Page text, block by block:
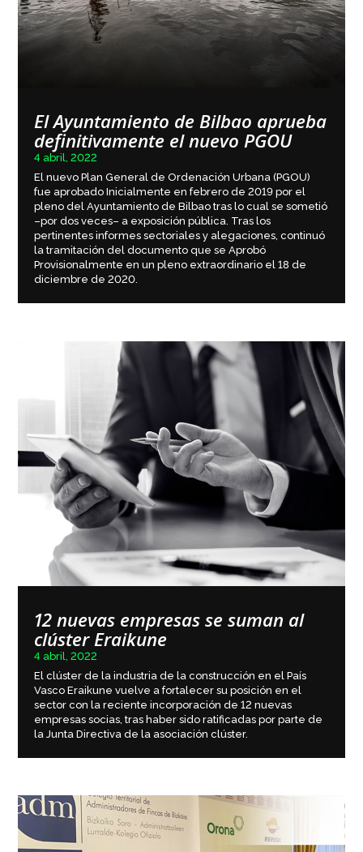
El Ayuntamiento de Bilbao aprueba
definitivamente el nuevo PGOU
4 abril, 2022
El nuevo Plan General de Ordenación Urbana (PGOU)
fue aprobado Inicialmente en febrero de 2019 por el
pleno del Ayuntamiento de Bilbao tras lo cual se sometió
–por dos veces– a exposición pública. Tras los
pertinentes informes sectoriales y alegaciones, continuó
la tramitación del documento que se Aprobó
Provisionalmente en un pleno extraordinario el 18 de
diciembre de 2020.
12 nuevas empresas se suman al
clúster Eraikune
4 abril, 2022
El clúster de la industria de la construcción en el País
Vasco Eraikune vuelve a fortalecer su posición en el
sector con la reciente incorporación de 12 nuevas
empresas socias, tras haber sido ratificadas por parte de
la Junta Directiva de la asociación clúster.